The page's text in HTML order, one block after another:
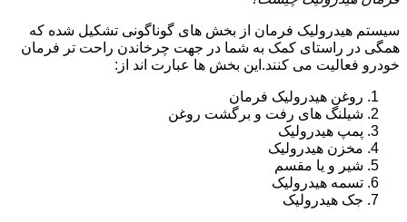
سیستم هیدرولیک فرمان از بخش های گوناگونی تشکیل شده که
همگی در راستای کمک به شما در جهت چرخاندن راحت تر فرمان
خودرو فعالیت می کنند.این بخش ها عبارت اند از:
روغن هیدرولیک فرمان
شیلنگ های رفت و برگشت روغن
پمپ هیدرولیک
مخزن هیدرولیک
شیر و یا مقسم
تسمه هیدرولیک
جک هیدرولیک